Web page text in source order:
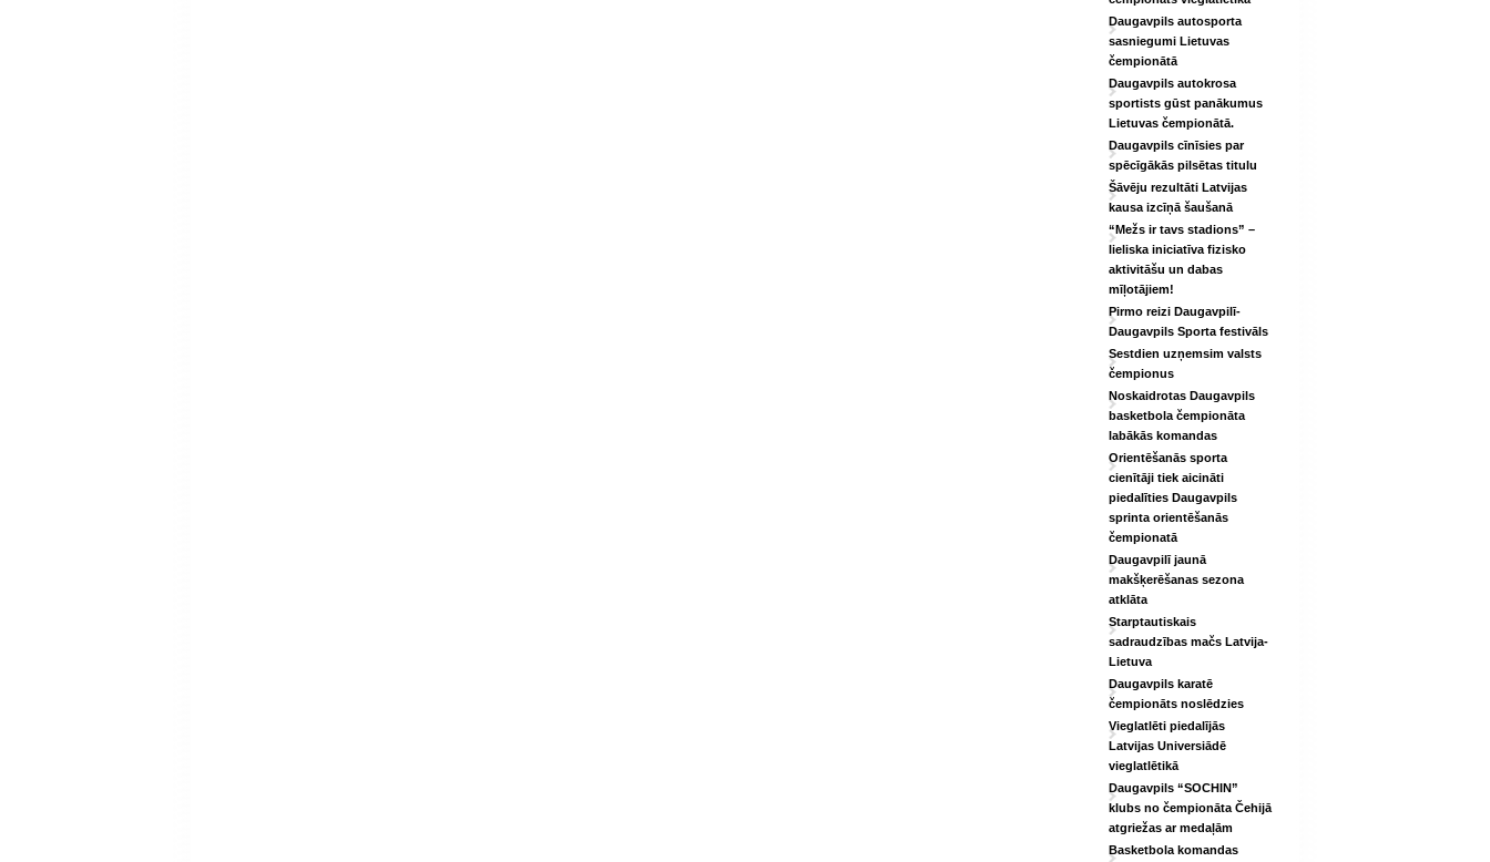
Daugavpils autosporta
sasniegumi Lietuvas
čempionātā
Daugavpils autokrosa
sportists gūst panākumus
Lietuvas čempionātā.
Daugavpils cīnīsies par
spēcīgākās pilsētas titulu
Šāvēju rezultāti Latvijas
kausa izcīņā šaušanā
“Mežs ir tavs stadions” –
lieliska iniciatīva fizisko
aktivitāšu un dabas
mīļotājiem!
Pirmo reizi Daugavpilī-
Daugavpils Sporta festivāls
Sestdien uzņemsim valsts
čempionus
Noskaidrotas Daugavpils
basketbola čempionāta
labākās komandas
Orientēšanās sporta
cienītāji tiek aicināti
piedalīties Daugavpils
sprinta orientēšanās
čempionatā
Daugavpilī jaunā
makšķerēšanas sezona
atklāta
Starptautiskais
sadraudzības mačs Latvija-
Lietuva
Daugavpils karatē
čempionāts noslēdzies
Vieglatlēti piedalījās
Latvijas Universiādē
vieglatlētikā
Daugavpils “SOCHIN”
klubs no čempionāta Čehijā
atgriežas ar medaļām
Basketbola komandas